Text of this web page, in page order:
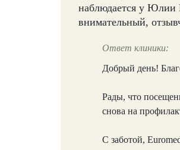
наблюдается у Юлии
внимательный,
Ответ клиники:
Добрый день!
Рады, что
снова на
С заботой,